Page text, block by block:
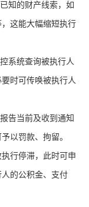
知的财产线索，如
这能大幅缩短执行
系统查询被执行人
时可传唤被执行人
告当前及收到通知
以罚款、拘留。
行停滞，此时可申
的公积金、支付